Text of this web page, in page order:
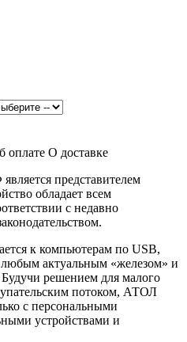
оплате О доставке
представителем
обладает всем
с недавно
к компьютерам по USB,
любым актуальным «железом» и
решением для малого
потоком, АТОЛ
с персональными
устройствами и